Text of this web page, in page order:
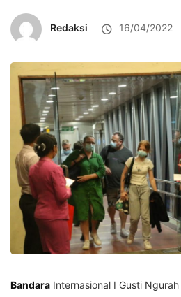
Redaksi 16/04/2022
Bandara Internasional I Gusti Ngurah